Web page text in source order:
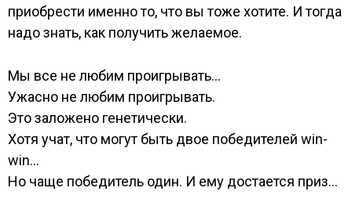
приобрести именно то, что вы тоже хотите. И тогда
надо знать, как получить желаемое.
Мы все не любим проигрывать…
Ужасно не любим проигрывать.
Это заложено генетически.
Хотя учат, что могут быть двое победителей win-
win…
Но чаще победитель один. И ему достается приз…